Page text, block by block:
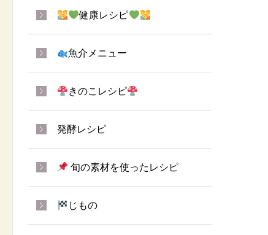
健康レシピ
魚介メニュー
きのこレシピ
発酵レシピ
旬の素材を使ったレシピ
じもの